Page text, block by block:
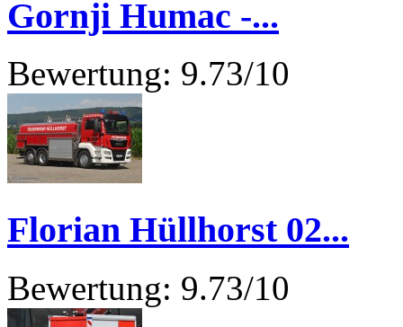
Gornji Humac -...
Bewertung: 9.73/10
Florian Hüllhorst 02...
Bewertung: 9.73/10